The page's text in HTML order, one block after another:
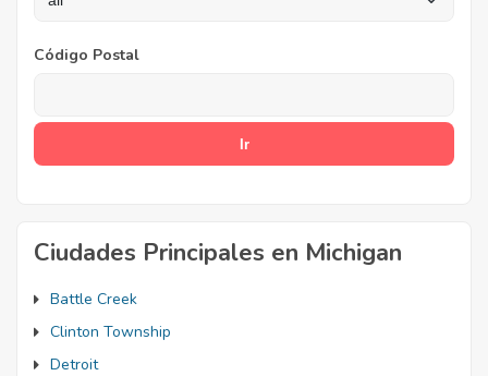
Código Postal
Ciudades Principales en Michigan
Battle Creek
Clinton Township
Detroit